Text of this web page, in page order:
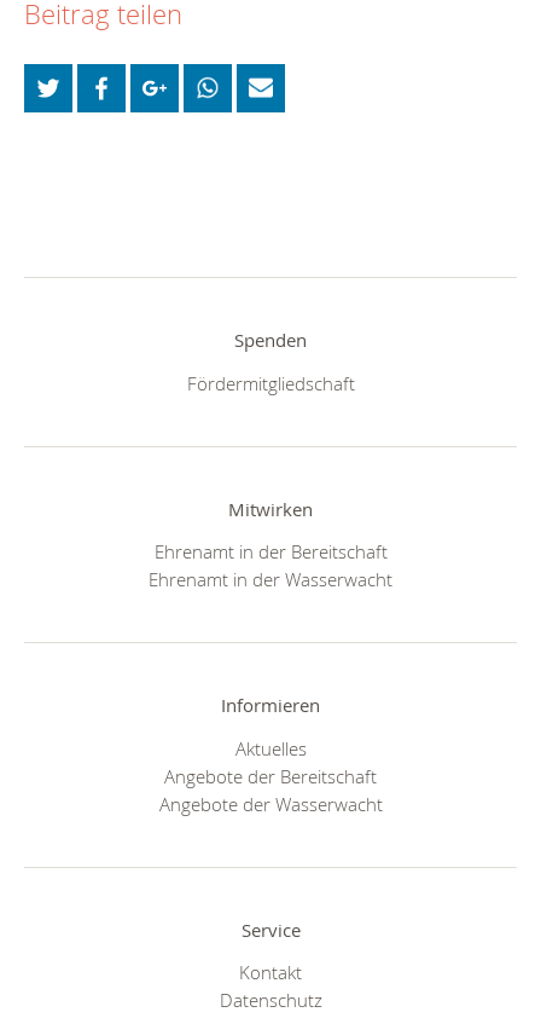
Beitrag teilen
Spenden
Fördermitgliedschaft
Mitwirken
Ehrenamt in der Bereitschaft
Ehrenamt in der Wasserwacht
Informieren
Aktuelles
Angebote der Bereitschaft
Angebote der Wasserwacht
Service
Kontakt
Datenschutz